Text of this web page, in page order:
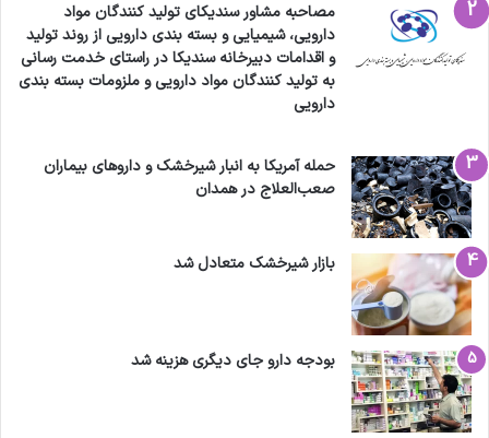
مصاحبه مشاور سندیکای تولید کنندگان مواد
دارویی، شیمیایی و بسته بندی دارویی از روند تولید
و اقدامات دبیرخانه سندیکا در راستای خدمت رسانی
به تولید کنندگان مواد دارویی و ملزومات بسته بندی
دارویی
حمله آمریکا به انبار شیرخشک و داروهای بیماران
صعب‌العلاج در همدان
بازار شیرخشک متعادل شد
بودجه دارو جای دیگری هزینه شد